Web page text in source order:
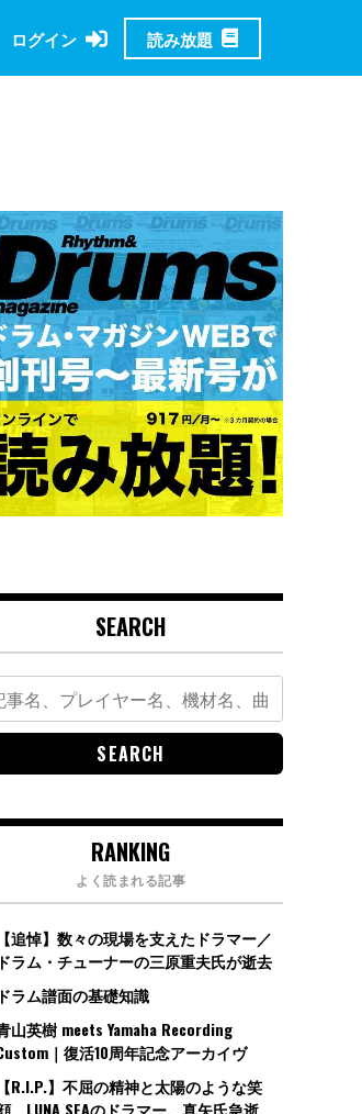
ログイン 読み放題
SEARCH
RANKING
よく読まれる記事
【追悼】数々の現場を支えたドラマー／
ドラム・チューナーの三原重夫氏が逝去
ドラム譜面の基礎知識
山英樹 meets Yamaha Recording
｜復活10周年記念アーカイヴ
【R.I.P.】不屈の精神と太陽のような笑
LUNA SEAのドラマー、真矢氏急逝